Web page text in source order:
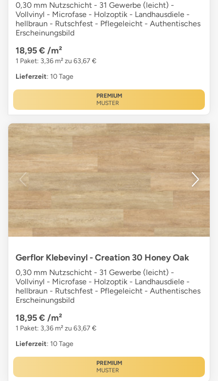
0,30 mm Nutzschicht - 31 Gewerbe (leicht) -
Vollvinyl - Microfase - Holzoptik - Landhausdiele -
hellbraun - Rutschfest - Pflegeleicht - Authentisches
Erscheinungsbild
18,95 € /m²
1 Paket: 3,36 m² zu 63,67 €
Lieferzeit: 10 Tage
PREMIUM
MUSTER
Gerflor Klebevinyl - Creation 30 Honey Oak
0,30 mm Nutzschicht - 31 Gewerbe (leicht) -
Vollvinyl - Microfase - Holzoptik - Landhausdiele -
hellbraun - Rutschfest - Pflegeleicht - Authentisches
Erscheinungsbild
18,95 € /m²
1 Paket: 3,36 m² zu 63,67 €
Lieferzeit: 10 Tage
PREMIUM
MUSTER